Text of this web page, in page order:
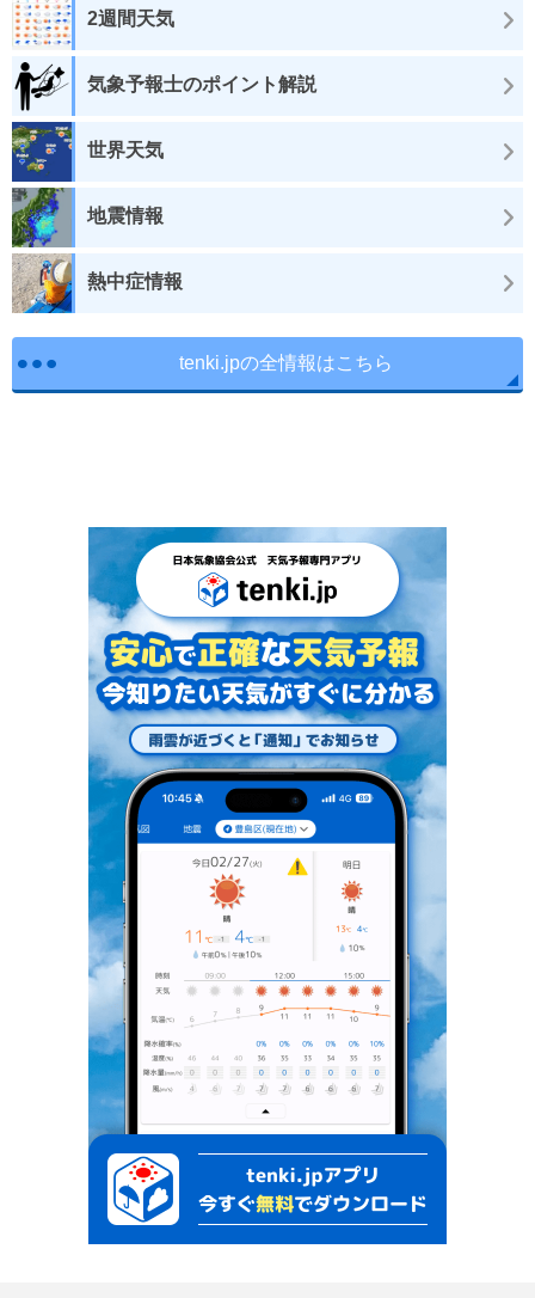
2週間天気
気象予報士のポイント解説
世界天気
地震情報
熱中症情報
tenki.jpの全情報はこちら